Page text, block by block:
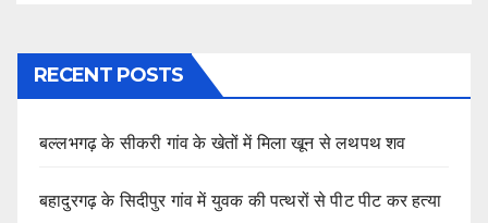
RECENT POSTS
बल्लभगढ़ के सीकरी गांव के खेतों में मिला खून से लथपथ शव
बहादुरगढ़ के सिदीपुर गांव में युवक की पत्थरों से पीट पीट कर हत्या